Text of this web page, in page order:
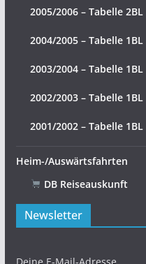
2005/2006 – Tabelle 2BL
2004/2005 – Tabelle 1BL
2003/2004 – Tabelle 1BL
2002/2003 – Tabelle 1BL
2001/2002 – Tabelle 1BL
Heim-/Auswärtsfahrten
DB Reiseauskunft
Newsletter